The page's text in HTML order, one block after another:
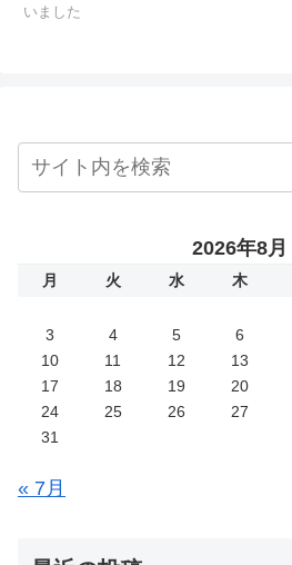
いました
2026年8月
月 火 水 木
3
4 5 6
10
11 12 13
17
18 19 20
24
25 26 27
31
« 7月